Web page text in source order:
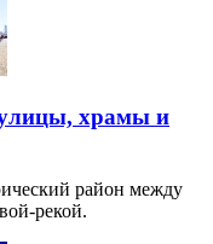
храмы и
район между
рекой.